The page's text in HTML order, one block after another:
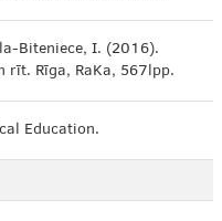
Biteniece, I. (2016).
rīt. Rīga, RaKa, 567lpp.
Education.